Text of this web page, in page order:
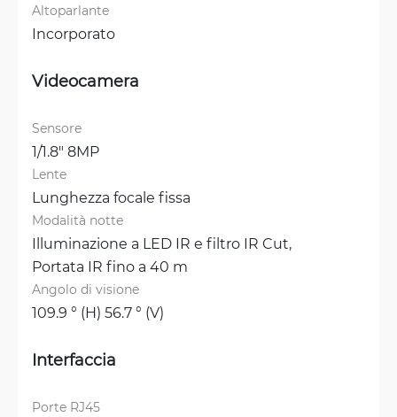
Altoparlante
Incorporato
Videocamera
Sensore
1/1.8" 8MP
Lente
Lunghezza focale fissa
Modalità notte
Illuminazione a LED IR e filtro IR Cut,
Portata IR fino a 40 m
Angolo di visione
109.9 ° (H) 56.7 ° (V)
Interfaccia
Porte RJ45